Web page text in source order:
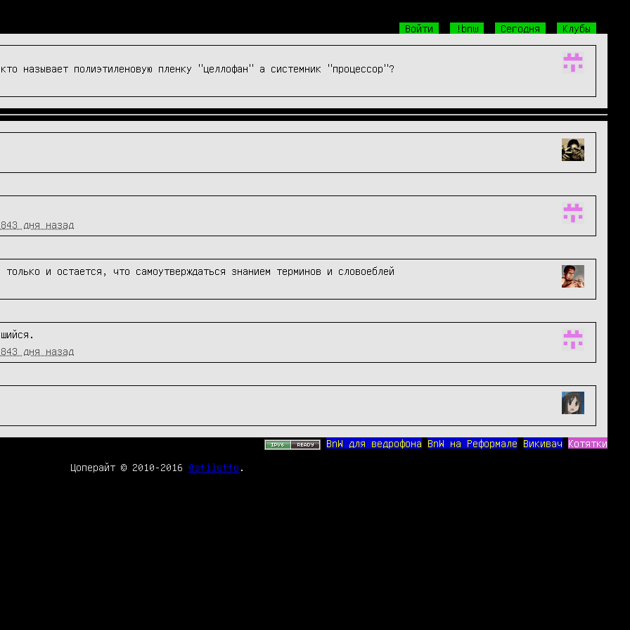
Войти !bnw Сегодня Клубы
называет полиэтиленовую пленку "целлофан" а системник "процессор"?
дня назад
и остается, что самоутверждаться знанием терминов и словоеблей
дня назад
BnW для ведрофона BnW на Реформале Викивач Котятки
Цоперайт © 2010-2016 @stiletto